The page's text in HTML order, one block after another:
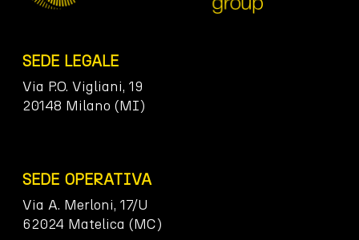
SEDE LEGALE
Via P.O. Vigliani, 19
20148 Milano (MI)
SEDE OPERATIVA
Via A. Merloni, 17/U
62024 Matelica (MC)